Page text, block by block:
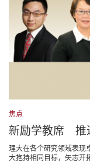
焦点
新励学教席 推
理大在各个研究领域表现
大抱持相同目标，矢志开